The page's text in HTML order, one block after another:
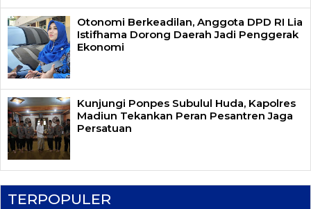
Otonomi Berkeadilan, Anggota DPD RI Lia
Istifhama Dorong Daerah Jadi Penggerak
Ekonomi
Kunjungi Ponpes Subulul Huda, Kapolres
Madiun Tekankan Peran Pesantren Jaga
Persatuan
TERPOPULER